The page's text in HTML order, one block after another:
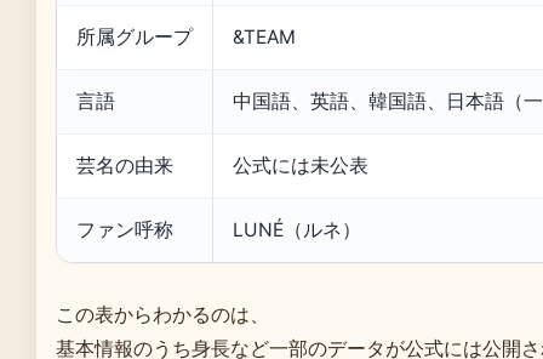
所属グループ &TEAM
言語 中国語、英語、韓国語、日本語（
芸名の由来 公式には未公表
ファン呼称 LUNÉ（ルネ）
この表からわかるのは、
基本情報のうち身長など一部のデータが公式には公開